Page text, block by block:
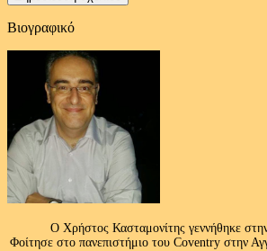
Βιογραφικό
Ο Χρήστος Κασταμονίτης γεννήθηκε
Φοίτησε στο πανεπιστήμιο του Coventry στην